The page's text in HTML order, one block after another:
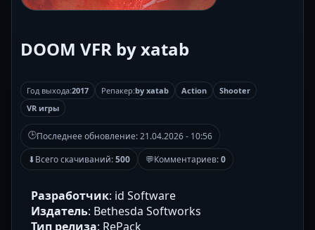
DOOM VFR by xatab
Год выхода:2017 Репакер:by xatab Action
Shooter
VR игры
🕒Последнее обновление:21.04.2026 - 10:56
⬇Всего скачиваний:500 💬Комментариев:0
Разработчик: id Software
Издатель: Bethesda Softworks
Тип релиза: RePack